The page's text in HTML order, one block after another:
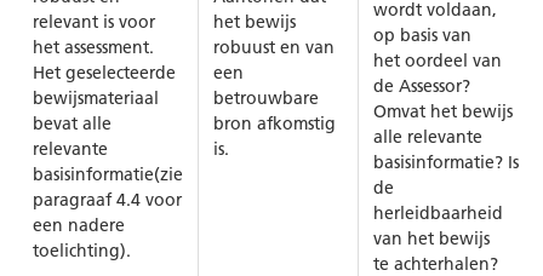
relevant is voor
het assessment.
Het geselecteerde
bewijsmateriaal
bevat alle
relevante
basisinformatie(zie
paragraaf 4.4 voor
een nadere
toelichting).
het bewijs
robuust en van
een
betrouwbare
bron afkomstig
is.
wordt voldaan,
op basis van
het oordeel van
de Assessor?
Omvat het bewijs
alle relevante
basisinformatie? Is
de
herleidbaarheid
van het bewijs
te achterhalen?